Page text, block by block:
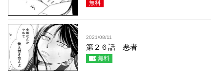
無料
2021/08/11
第２６話 悪者
無料